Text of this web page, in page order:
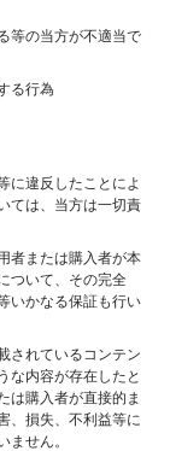
等の当方が不適当で
る行為
に違反したことによ
ては、当方は一切責
者または購入者が本
ついて、その完全
いかなる保証も行い
されているコンテン
な内容が存在したと
は購入者が直接的ま
、損失、不利益等に
せん。